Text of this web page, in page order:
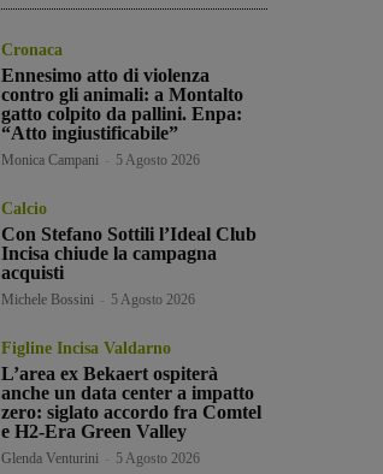
Cronaca
Ennesimo atto di violenza
contro gli animali: a Montalto
gatto colpito da pallini. Enpa:
“Atto ingiustificabile”
Monica Campani 5 Agosto 2026
Calcio
Con Stefano Sottili l’Ideal Club
Incisa chiude la campagna
acquisti
Michele Bossini 5 Agosto 2026
Figline Incisa Valdarno
L’area ex Bekaert ospiterà
anche un data center a impatto
zero: siglato accordo fra Comtel
e H2-Era Green Valley
Glenda Venturini 5 Agosto 2026